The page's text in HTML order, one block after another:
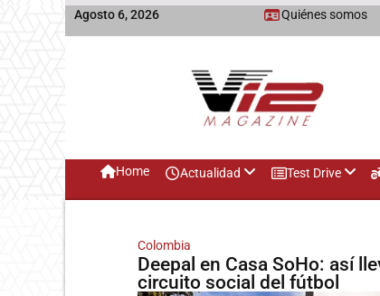
Agosto 6, 2026 Quiénes somos
Home Actualidad Test Drive
Colombia
Deepal en Casa SoHo: así
circuito social del fútbol